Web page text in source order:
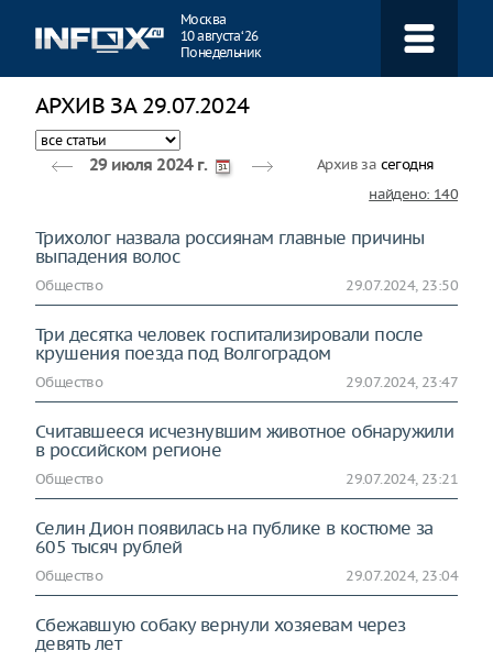
Москва
10 августа ‘26
Понедельник
АРХИВ ЗА 29.07.2024
29 июля 2024 г. Архив за сегодня
найдено: 140
Трихолог назвала россиянам главные причины
выпадения волос
Общество 29.07.2024, 23:50
Три десятка человек госпитализировали после
крушения поезда под Волгоградом
Общество 29.07.2024, 23:47
Считавшееся исчезнувшим животное обнаружили
в российском регионе
Общество 29.07.2024, 23:21
Селин Дион появилась на публике в костюме за
605 тысяч рублей
Общество 29.07.2024, 23:04
Сбежавшую собаку вернули хозяевам через
девять лет